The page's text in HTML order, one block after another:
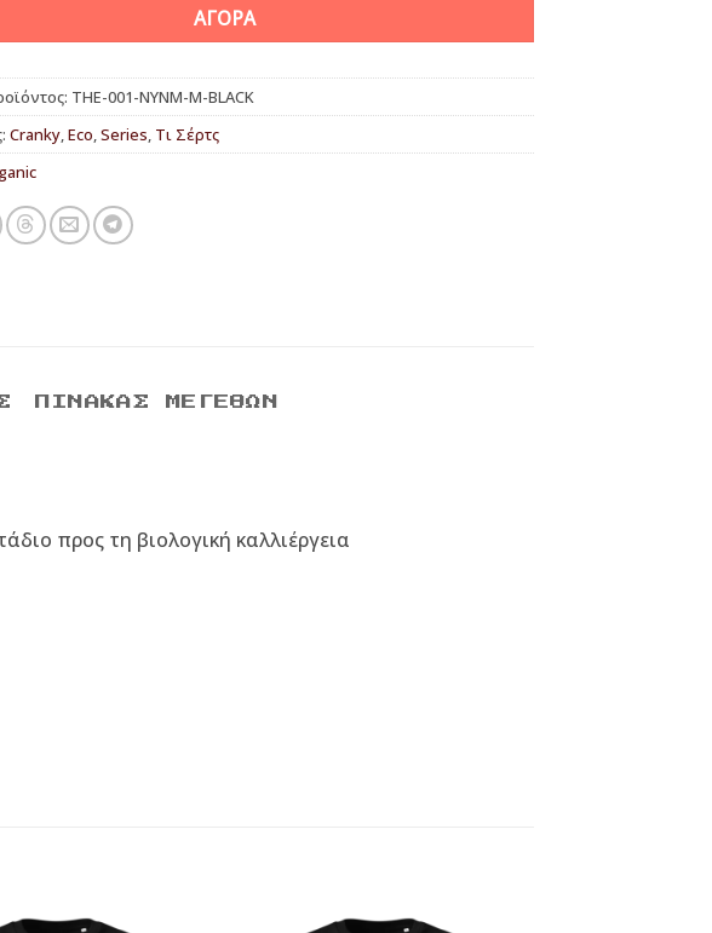
ΑΓΟΡΑ
THE-001-NYNM-M-BLACK
Cranky,Eco,Series, Τι Σέρτς
ΠΊΝΑΚΑΣ ΜΕΓΕΘΏΝ
προς τη βιολογική καλλιέργεια